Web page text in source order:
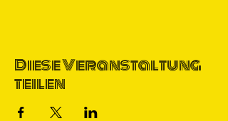
Diese Veranstaltung
teilen